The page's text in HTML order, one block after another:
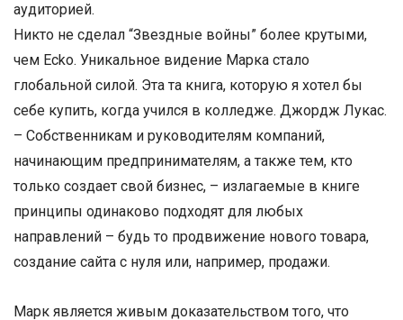
аудиторией.
Никто не сделал “Звездные войны” более крутыми,
чем Ecko. Уникальное видение Марка стало
глобальной силой. Эта та книга, которую я хотел бы
себе купить, когда учился в колледже. Джордж Лукас.
– Собственникам и руководителям компаний,
начинающим предпринимателям, а также тем, кто
только создает свой бизнес, – излагаемые в книге
принципы одинаково подходят для любых
направлений – будь то продвижение нового товара,
создание сайта с нуля или, например, продажи.
Марк является живым доказательством того, что